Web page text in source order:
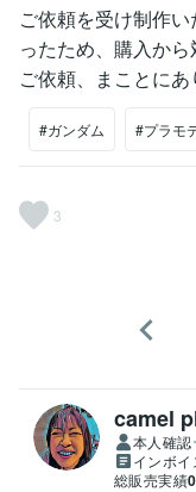
ご依頼を受け制作
ったため、購入か
ご依頼、まことにあ
#ガンダム #プラモ
3
camel
本人確認
インボ
総販売実績0